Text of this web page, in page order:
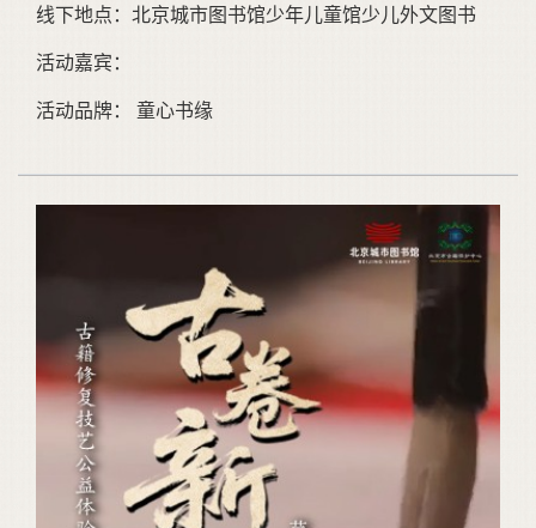
线下地点：北京城市图书馆少年儿童馆少儿外文图书
活动嘉宾：
活动品牌： 童心书缘